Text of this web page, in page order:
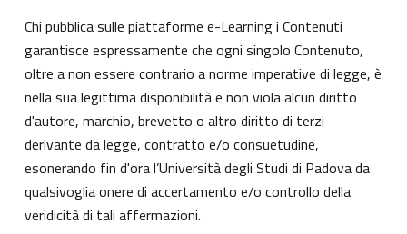
Chi pubblica sulle piattaforme e-Learning i Contenuti
garantisce espressamente che ogni singolo Contenuto,
oltre a non essere contrario a norme imperative di legge, è
nella sua legittima disponibilità e non viola alcun diritto
d'autore, marchio, brevetto o altro diritto di terzi
derivante da legge, contratto e/o consuetudine,
esonerando fin d'ora l’Università degli Studi di Padova da
qualsivoglia onere di accertamento e/o controllo della
veridicità di tali affermazioni.